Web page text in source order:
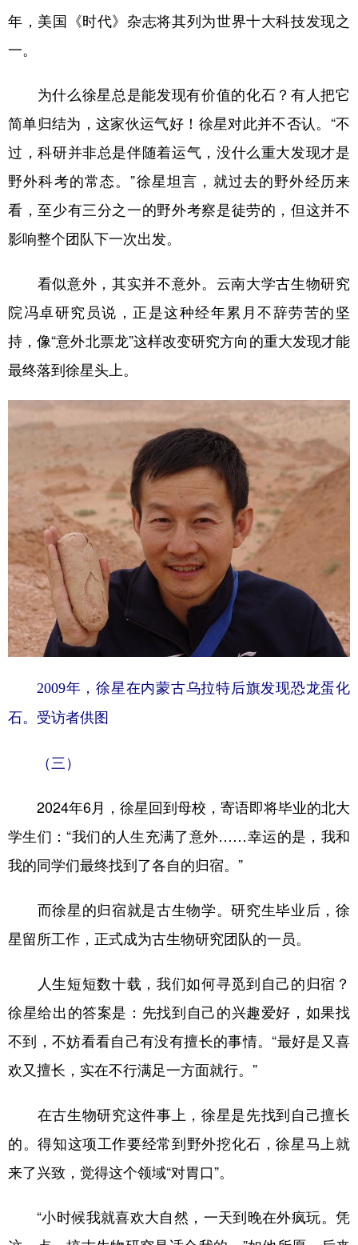
年，美国《时代》杂志将其列为世界十大科技发现之
一。
为什么徐星总是能发现有价值的化石？有人把它
简单归结为，这家伙运气好！徐星对此并不否认。“不
过，科研并非总是伴随着运气，没什么重大发现才是
野外科考的常态。”徐星坦言，就过去的野外经历来
看，至少有三分之一的野外考察是徒劳的，但这并不
影响整个团队下一次出发。
看似意外，其实并不意外。云南大学古生物研究
院冯卓研究员说，正是这种经年累月不辞劳苦的坚
持，像“意外北票龙”这样改变研究方向的重大发现才能
最终落到徐星头上。
2009年，徐星在内蒙古乌拉特后旗发现恐龙蛋化
石。受访者供图
（三）
2024年6月，徐星回到母校，寄语即将毕业的北大
学生们：“我们的人生充满了意外……幸运的是，我和
我的同学们最终找到了各自的归宿。”
而徐星的归宿就是古生物学。研究生毕业后，徐
星留所工作，正式成为古生物研究团队的一员。
人生短短数十载，我们如何寻觅到自己的归宿？
徐星给出的答案是：先找到自己的兴趣爱好，如果找
不到，不妨看看自己有没有擅长的事情。“最好是又喜
欢又擅长，实在不行满足一方面就行。”
在古生物研究这件事上，徐星是先找到自己擅长
的。得知这项工作要经常到野外挖化石，徐星马上就
来了兴致，觉得这个领域“对胃口”。
“小时候我就喜欢大自然，一天到晚在外疯玩。凭